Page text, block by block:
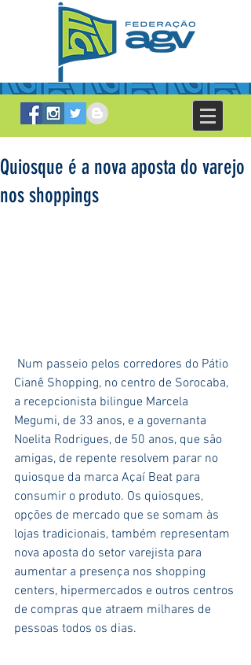
Quiosque é a nova aposta do varejo
nos shoppings
Cianê Shopping, no centro de Sorocaba,
a recepcionista bilingue Marcela
Megumi, de 33 anos, e a governanta
Noelita Rodrigues, de 50 anos, que são
amigas, de repente resolvem parar no
quiosque da marca Açaí Beat para
consumir o produto. Os quiosques,
opções de mercado que se somam às
lojas tradicionais, também representam
nova aposta do setor varejista para
aumentar a presença nos shopping
centers, hipermercados e outros centros
de compras que atraem milhares de
pessoas todos os dias.